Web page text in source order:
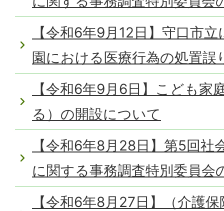
【令和6年9月12日】守口市
園における医療行為の処置誤
【令和6年9月6日】こども家
る）の開設について
【令和6年8月28日】第5回社
に関する事務調査特別委員会
【令和6年8月27日】（介護